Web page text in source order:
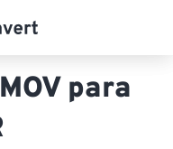
para